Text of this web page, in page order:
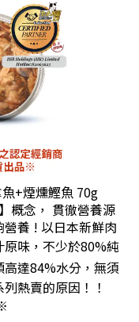
+煙燻鰹魚 70g
概念， 貫徹營養源
養 ! 以日本新鮮肉
原味，不少於80%純
高達84%水分，無須
熱賣的原因！！